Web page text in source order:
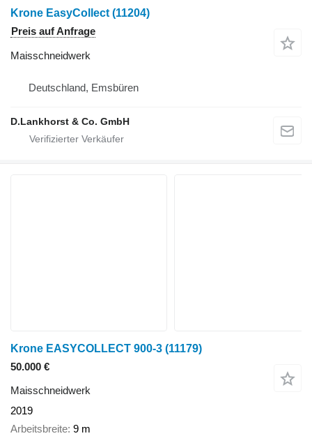
Krone EasyCollect (11204)
Preis auf Anfrage
Maisschneidwerk
Deutschland, Emsbüren
D.Lankhorst & Co. GmbH
Krone EASYCOLLECT 900-3 (11179)
50.000 €
Maisschneidwerk
2019
Arbeitsbreite 9 m